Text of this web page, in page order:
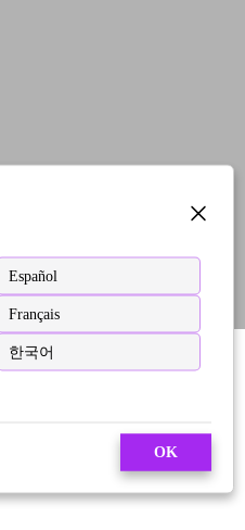
Español
Français
한국어
OK